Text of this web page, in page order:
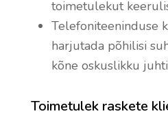
toimetulekut
Telefoniteeninduse
harjutada põhilisi
kõne oskuslikku
Toimetulek raskete